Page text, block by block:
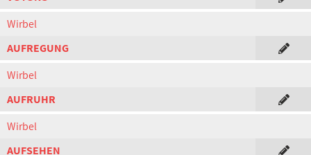
Wirbel
AUFREGUNG
Wirbel
AUFRUHR
Wirbel
AUFSEHEN